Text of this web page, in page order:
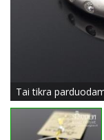
Tai tikra